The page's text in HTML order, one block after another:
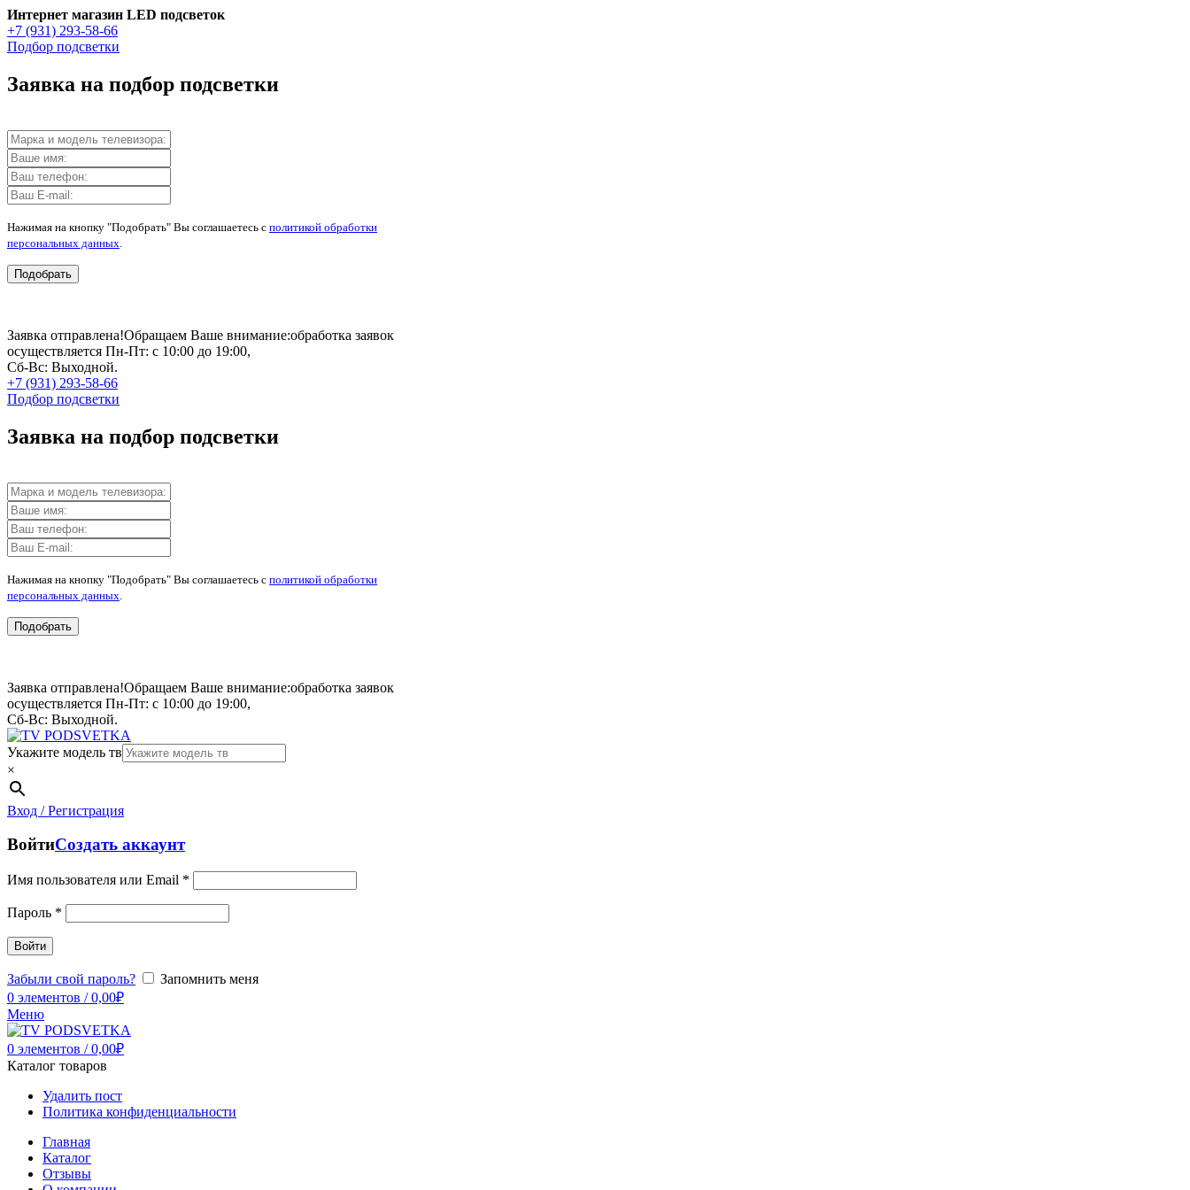
Интернет магазин LED подсветок
+7 (931) 293-58-66
Подбор подсветки
Заявка на подбор подсветки
Нажимая на кнопку "Подобрать" Вы соглашаетесь с политикой обработки
персональных данных
Подобрать
Заявка отправлена!Обращаем Ваше внимание:обработка заявок
осуществляется Пн-Пт: с 10:00 до 19:00,
Сб-Вс: Выходной.
+7 (931) 293-58-66
Подбор подсветки
Заявка на подбор подсветки
Нажимая на кнопку "Подобрать" Вы соглашаетесь с политикой обработки
персональных данных
Подобрать
Заявка отправлена!Обращаем Ваше внимание:обработка заявок
осуществляется Пн-Пт: с 10:00 до 19:00,
Сб-Вс: Выходной.
Укажите модель тв
×
Вход / Регистрация
ВойтиСоздать аккаунт
Имя пользователя или Email *
Пароль *
Войти
Забыли свой пароль?
Запомнить меня
0 элементов / 0,00₽
Меню
0 элементов / 0,00₽
Каталог товаров
Удалить пост
Политика конфиденциальности
Главная
Каталог
Отзывы